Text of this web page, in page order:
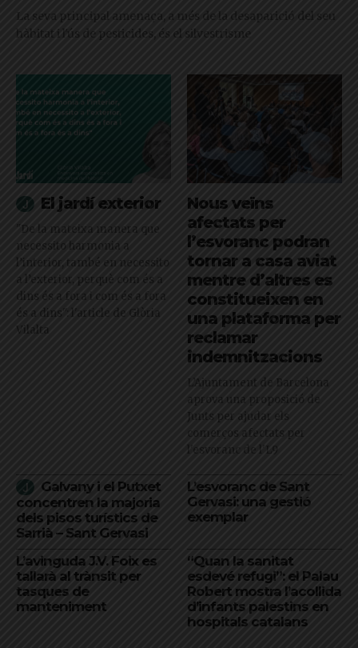
La seva principal amenaça, a més de la desaparició del seu
hàbitat i l'ús de pesticides, és el silvestrisme
El jardí exterior
"De la mateixa manera que
necessito harmonia a
l’interior, també en necessito
a l’exterior, perquè com és a
dins és a fora i com és a fora
és a dins": l'article de Glòria
Vilalta
Nous veïns
afectats per
l’esvoranc podran
tornar a casa aviat
mentre d’altres es
constitueixen en
una plataforma per
reclamar
indemnitzacions
L’Ajuntament de Barcelona
aprova una proposició de
Junts per ajudar els
comerços afectats per
l'esvoranc de l'L9
Galvany i el Putxet
concentren la majoria
dels pisos turístics de
Sarrià – Sant Gervasi
L’esvoranc de Sant
Gervasi: una gestió
exemplar
L’avinguda J.V. Foix es
tallarà al trànsit per
tasques de
manteniment
“Quan la sanitat
esdevé refugi”: el Palau
Robert mostra l’acollida
d’infants palestins en
hospitals catalans